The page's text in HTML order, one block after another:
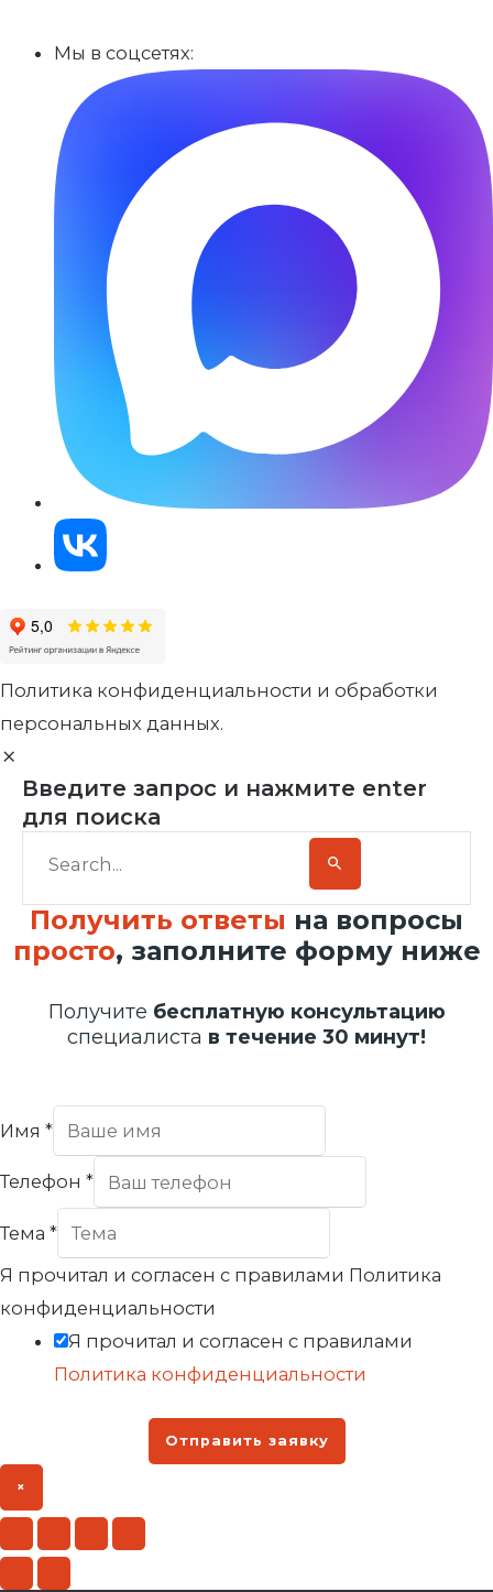
Мы в соцсетях:
Политика конфиденциальности и обработки
персональных данных.
Введите запрос и нажмите enter
для поиска
Получить ответы на вопросы
просто, заполните форму ниже
Получите бесплатную консультацию
специалиста в течение 30 минут!
Имя *
Телефон *
Тема *
Я прочитал и согласен с правилами Политика
конфиденциальности
Я прочитал и согласен с правилами
Политика конфиденциальности
Отправить заявку
×